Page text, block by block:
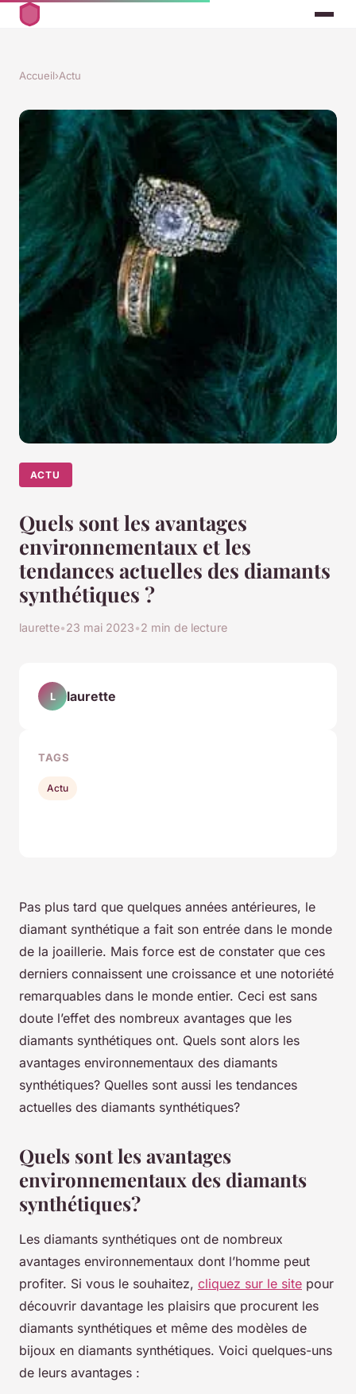
Accueil›Actu
ACTU
Quels sont les avantages
environnementaux et les
tendances actuelles des diamants
synthétiques ?
laurette•23 mai 2023•2 min de lecture
Pas plus tard que quelques années antérieures, le
diamant synthétique a fait son entrée dans le monde
de la joaillerie. Mais force est de constater que ces
derniers connaissent une croissance et une notoriété
remarquables dans le monde entier. Ceci est sans
doute l’effet des nombreux avantages que les
diamants synthétiques ont. Quels sont alors les
avantages environnementaux des diamants
synthétiques? Quelles sont aussi les tendances
actuelles des diamants synthétiques?
Quels sont les avantages
environnementaux des diamants
synthétiques?
Les diamants synthétiques ont de nombreux
avantages environnementaux dont l’homme peut
profiter. Si vous le souhaitez, cliquez sur le site pour
découvrir davantage les plaisirs que procurent les
diamants synthétiques et même des modèles de
bijoux en diamants synthétiques. Voici quelques-uns
de leurs avantages :
L laurette
TAGS
Actu